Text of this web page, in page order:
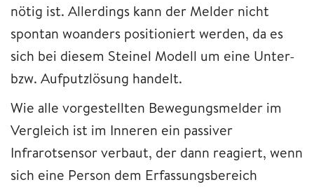
nötig ist. Allerdings kann der Melder nicht
spontan woanders positioniert werden, da es
sich bei diesem Steinel Modell um eine Unter-
bzw. Aufputzlösung handelt.
Wie alle vorgestellten Bewegungsmelder im
Vergleich ist im Inneren ein passiver
Infrarotsensor verbaut, der dann reagiert, wenn
sich eine Person dem Erfassungsbereich